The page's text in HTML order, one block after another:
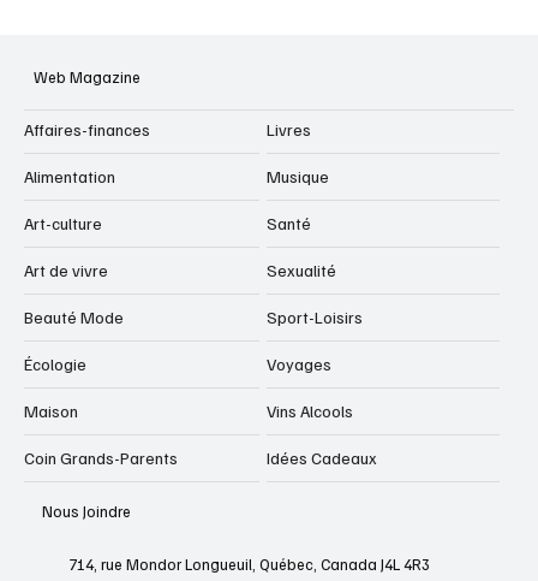
Web Magazine
Affaires-finances
Alimentation
Art-culture
Art de vivre
Beauté Mode
Écologie
Maison
Coin Grands-Parents
Livres
Musique
Santé
Sexualité
Sport-Loisirs
Voyages
Vins Alcools
Idées Cadeaux
Nous Joindre
714, rue Mondor Longueuil, Québec, Canada J4L 4R3